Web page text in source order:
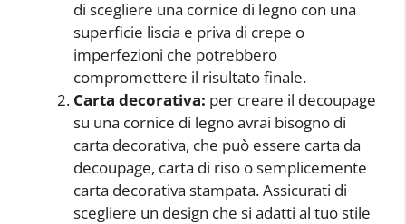
di scegliere una cornice di legno con una
superficie liscia e priva di crepe o
imperfezioni che potrebbero
compromettere il risultato finale.
Carta decorativa: per creare il decoupage
su una cornice di legno avrai bisogno di
carta decorativa, che può essere carta da
decoupage, carta di riso o semplicemente
carta decorativa stampata. Assicurati di
scegliere un design che si adatti al tuo stile